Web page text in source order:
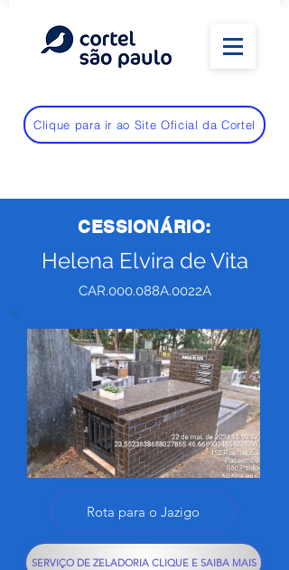
Clique para ir ao Site Oficial da Cortel
CESSIONÁRIO:
Helena Elvira de Vita
CAR.000.088A.0022A
Rota para o Jazigo
SERVIÇO DE ZELADORIA CLIQUE E SAIBA MAIS